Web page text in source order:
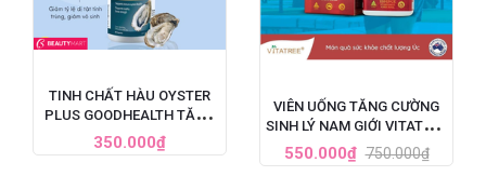
TINH CHẤT HÀU OYSTER
PLUS GOODHEALTH TĂNG
CƯỜNG SINH LÝ CHO NAM
GIỚI, HỘP 60 VIÊN
350.000₫
VIÊN UỐNG TĂNG CƯỜNG
SINH LÝ NAM GIỚI VITATREE
ESSENCE OF KANGAROO
40000 MAX - 100 VIÊN
550.000₫ 750.000₫